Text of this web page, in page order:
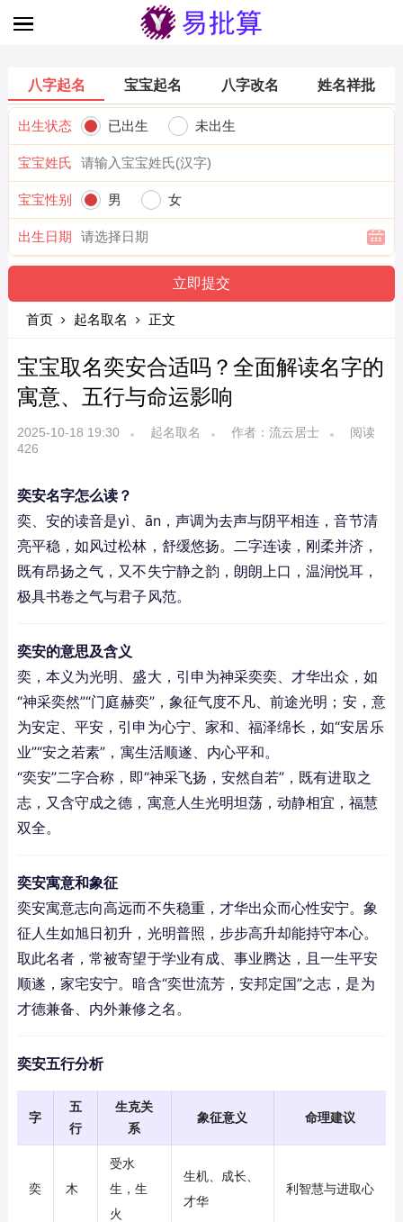
八字起名 宝宝起名 八字改名 姓名祥批
出生状态 已出生 未出生
宝宝姓氏
宝宝性别 男 女
出生日期
首页 起名取名 正文
宝宝取名奕安合适吗？全面解读名字的
寓意、五行与命运影响
2025-10-18 19:30 起名取名 作者：流云居士
阅读
426
奕安名字怎么读？
奕、安的读音是yì、ān，声调为去声与阴平相连，音节清
亮平稳，如风过松林，舒缓悠扬。二字连读，刚柔并济，
既有昂扬之气，又不失宁静之韵，朗朗上口，温润悦耳，
极具书卷之气与君子风范。
奕安的意思及含义
奕，本义为光明、盛大，引申为神采奕奕、才华出众，如
“神采奕然”“门庭赫奕”，象征气度不凡、前途光明；安，意
为安定、平安，引申为心宁、家和、福泽绵长，如“安居乐
业”“安之若素”，寓生活顺遂、内心平和。
“奕安”二字合称，即“神采飞扬，安然自若”，既有进取之
志，又含守成之德，寓意人生光明坦荡，动静相宜，福慧
双全。
奕安寓意和象征
奕安寓意志向高远而不失稳重，才华出众而心性安宁。象
征人生如旭日初升，光明普照，步步高升却能持守本心。
取此名者，常被寄望于学业有成、事业腾达，且一生平安
顺遂，家宅安宁。暗含“奕世流芳，安邦定国”之志，是为
才德兼备、内外兼修之名。
奕安五行分析
字
五
行
生克关
系
象征意义 命理建议
奕 木
受水
生，生
火
生机、成长、
才华
利智慧与进取心